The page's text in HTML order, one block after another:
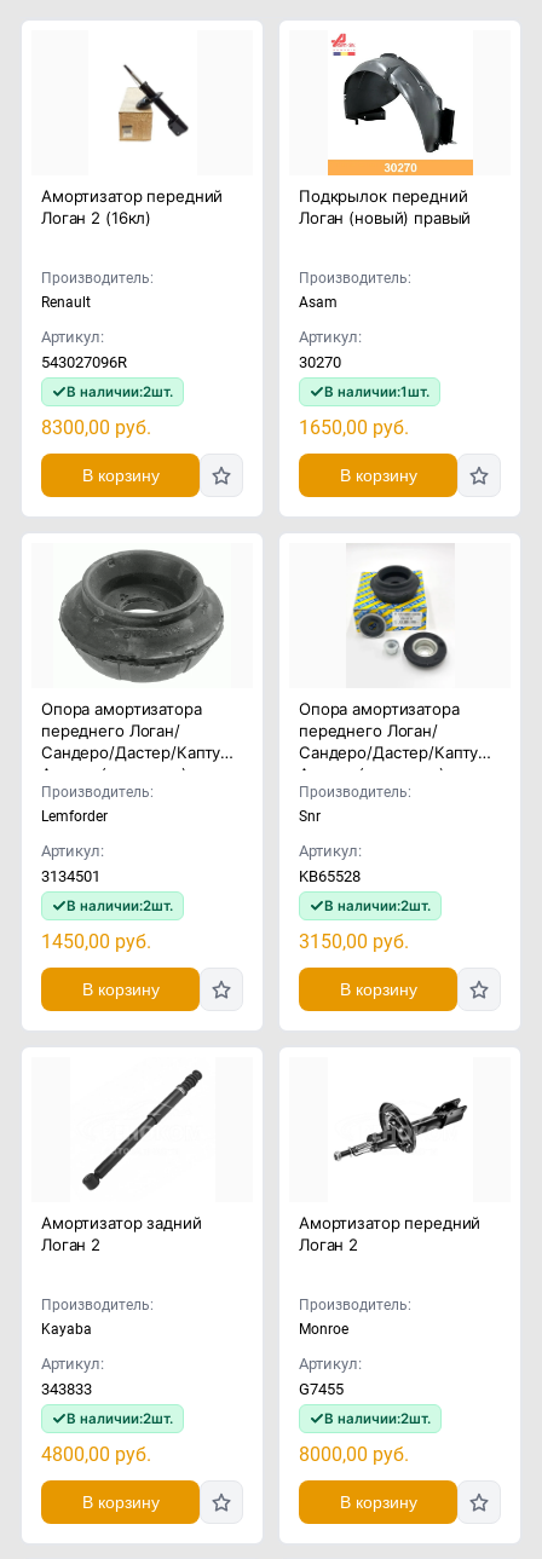
Амортизатор передний
Логан 2 (16кл)
Производитель:
Renault
Артикул:
543027096R
В наличии:2шт.
8300,00 руб.
В корзину
Подкрылок передний
Логан (новый) правый
Производитель:
Asam
Артикул:
30270
В наличии:1шт.
1650,00 руб.
В корзину
Опора амортизатора
переднего Логан/
Сандеро/Дастер/Каптур/
Аркана (комплект)
Производитель:
Lemforder
Артикул:
3134501
В наличии:2шт.
1450,00 руб.
В корзину
Опора амортизатора
переднего Логан/
Сандеро/Дастер/Каптур/
Аркана (комплект)
Производитель:
Snr
Артикул:
KB65528
В наличии:2шт.
3150,00 руб.
В корзину
Амортизатор задний
Логан 2
Производитель:
Kayaba
Артикул:
343833
В наличии:2шт.
4800,00 руб.
В корзину
Амортизатор передний
Логан 2
Производитель:
Monroe
Артикул:
G7455
В наличии:2шт.
8000,00 руб.
В корзину